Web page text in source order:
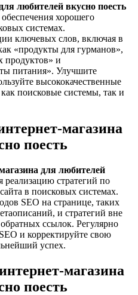
любителей вкусно поесть
хорошего
системах.
ключевых слов, включая в
«продукты для гурманов»,
продуктов» и
питания». Улучшите
высококачественные
поисковые системы, так и
магазина
поесть
для любителей
реализацию стратегий по
в поисковых системах.
SEO на странице, таких
и стратегий вне
ссылок. Регулярно
и корректируйте свою
успех.
магазина
поесть